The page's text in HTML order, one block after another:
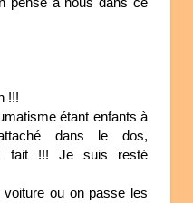
!!!
étant enfants à
dans le dos,
fait !!! Je suis resté
ou on passe les